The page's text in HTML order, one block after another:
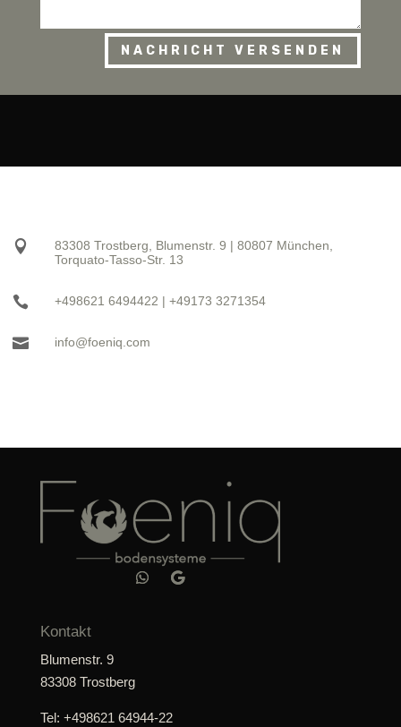
NACHRICHT VERSENDEN

83308 Trostberg, Blumenstr. 9 | 80807 München,
Torquato-Tasso-Str. 13
 +498621 6494422 | +49173 3271354
 info@foeniq.com
Kontakt
Blumenstr. 9
83308 Trostberg
Tel: +498621 64944-22